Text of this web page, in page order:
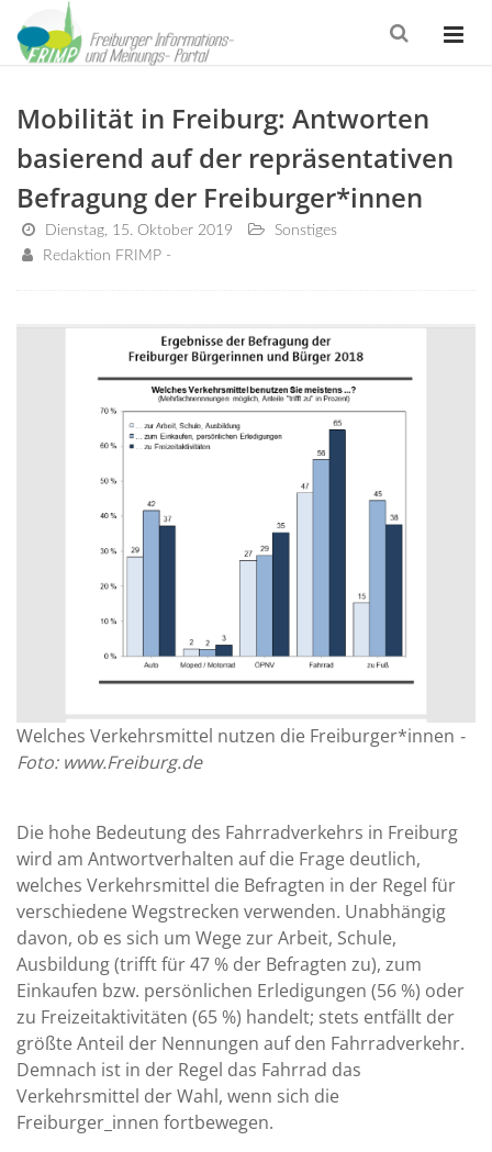
Mobilität in Freiburg: Antworten
basierend auf der repräsentativen
Befragung der Freiburger*innen
Dienstag, 15. Oktober 2019
Sonstiges
Redaktion FRIMP -
Welches Verkehrsmittel nutzen die Freiburger*innen -
Foto: www.Freiburg.de
Die hohe Bedeutung des Fahrradverkehrs in Freiburg
wird am Antwortverhalten auf die Frage deutlich,
welches Verkehrsmittel die Befragten in der Regel für
verschiedene Wegstrecken verwenden. Unabhängig
davon, ob es sich um Wege zur Arbeit, Schule,
Ausbildung (trifft für 47 % der Befragten zu), zum
Einkaufen bzw. persönlichen Erledigungen (56 %) oder
zu Freizeitaktivitäten (65 %) handelt; stets entfällt der
größte Anteil der Nennungen auf den Fahrradverkehr.
Demnach ist in der Regel das Fahrrad das
Verkehrsmittel der Wahl, wenn sich die
Freiburger_innen fortbewegen.